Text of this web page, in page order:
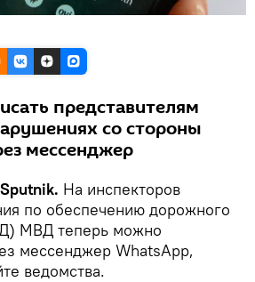
представителям
со стороны
мессенджер
На инспекторов
по обеспечению дорожного
МВД теперь можно
мессенджер WhatsApp,
ведомства.